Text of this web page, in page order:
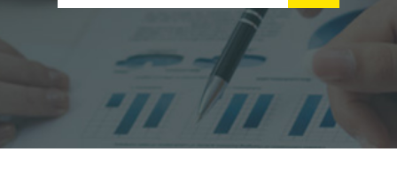
EN
Qui sommes-nous
Produits